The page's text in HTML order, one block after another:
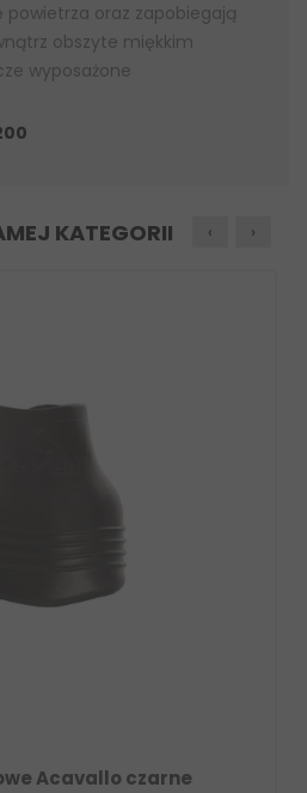
oraz zapobiegają
obszyte miękkim
wyposażone
KATEGORII
Ochraniacze Veredus
‹ ›